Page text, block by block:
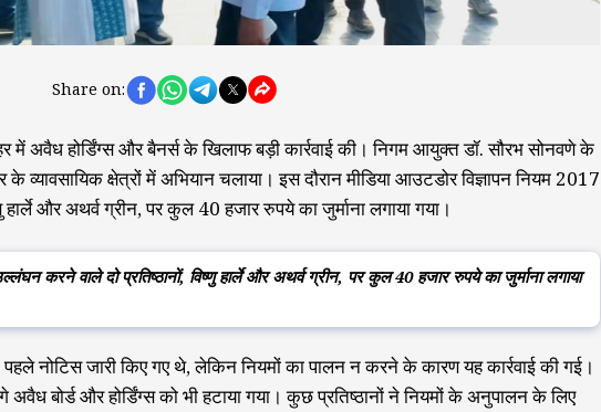
Share on:
में अवैध होर्डिंग्स और बैनर्स के खिलाफ बड़ी कार्रवाई की। निगम आयुक्त डॉ. सौरभ सोनवणे के
व्यावसायिक क्षेत्रों में अभियान चलाया। इस दौरान मीडिया आउटडोर विज्ञापन नियम 2017
और अथर्व ग्रीन, पर कुल 40 हजार रुपये का जुर्माना लगाया गया।
करने वाले दो प्रतिष्ठानों, विष्णु हार्ले और अथर्व ग्रीन, पर कुल 40 हजार रुपये का जुर्माना लगाया
पहले नोटिस जारी किए गए थे, लेकिन नियमों का पालन न करने के कारण यह कार्रवाई की गई।
बोर्ड और होर्डिंग्स को भी हटाया गया। कुछ प्रतिष्ठानों ने नियमों के अनुपालन के लिए